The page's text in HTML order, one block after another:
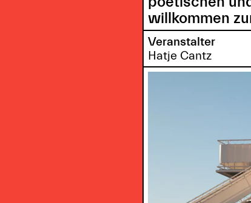
willkommen
Veranstalter
Hatje Cantz